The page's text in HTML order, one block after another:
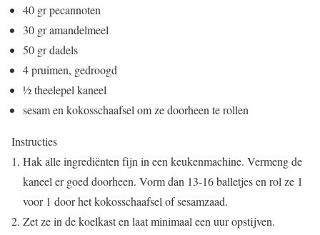
40 gr pecannoten
30 gr amandelmeel
50 gr dadels
4 pruimen, gedroogd
½ theelepel kaneel
sesam en kokosschaafsel om ze doorheen te rollen
Instructies
Hak alle ingrediënten fijn in een keukenmachine. Vermeng de
kaneel er goed doorheen. Vorm dan 13-16 balletjes en rol ze 1
voor 1 door het kokosschaafsel of sesamzaad.
Zet ze in de koelkast en laat minimaal een uur opstijven.